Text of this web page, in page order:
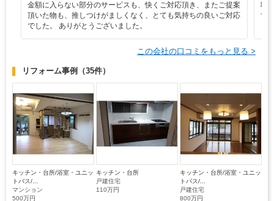
金額に入らない部分のサービスも、快くご対応頂き、またご提案
頂いた物も、推しつけがましくなく、とても気持ちの良いご対応
でした。 ありがとうございました。
職
す
この会社の口コミをもっと見る >
リフォーム事例 （35件）
キッチン・台所/浴室・ユニッ
トバス/...
マンション
500万円
キッチン・台所
戸建住宅
110万円
キッチン・台所/浴室・ユニッ
トバス/...
戸建住宅
800万円